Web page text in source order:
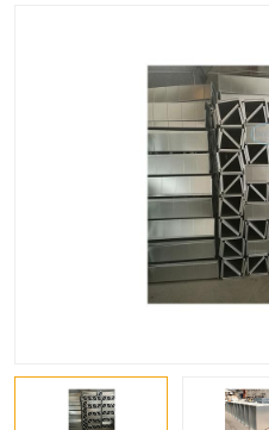
海南油烟净化工程